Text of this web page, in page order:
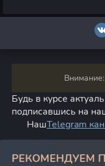
Будь в курсе
подписавшись на
НашTelegram
РЕКОМЕНДУЕМ